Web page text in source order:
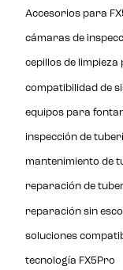
Accesorios para
cámaras de
cepillos de
compatibilidad de
equipos para
inspección de
mantenimiento de
reparación de
reparación sin
soluciones
tecnología FX5Pro